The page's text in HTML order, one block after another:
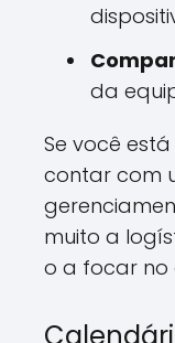
da
Se você
contar com
muito a
o a focar no